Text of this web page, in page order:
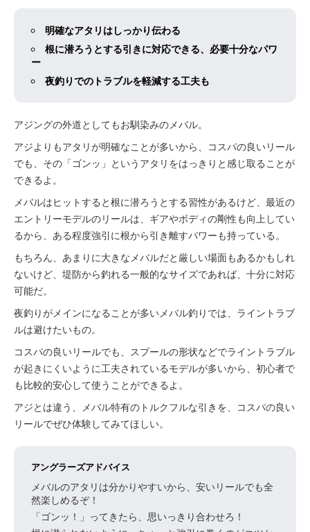
明確なアタリはしっかり伝わる
根に潜ろうとする引きに対応できる、必要十分なパワ
ー
夜釣りでのトラブルを軽減する工夫も
アジングの外道としてもお馴染みのメバル。
アジよりもアタリが明確なことが多いから、コスパの良いリール
でも、その「ゴンッ」というアタリをはっきりと感じ取ることが
できるよ。
メバルはヒットすると根に潜ろうとする習性があるけど、最近の
エントリーモデルのリールは、ギアやボディの剛性も向上してい
るから、ある程度強引に根から引き離すパワーも持っている。
もちろん、あまりに大きなメバルだと厳しい場面もあるかもしれ
ないけど、堤防から釣れる一般的なサイズであれば、十分に対応
可能だ。
夜釣りがメインになることが多いメバル釣りでは、ライントラブ
ルは避けたいもの。
コスパの良いリールでも、スプールの形状などでライントラブル
が起きにくいように工夫されているモデルが多いから、初心者で
も比較的安心して使うことができるよ。
アジとは違う、メバル特有のトルクフルな引きを、コスパの良い
リールでぜひ体験してみてほしい。
アングラーズアドバイス
メバルのアタリは分かりやすいから、安いリールでも全
然楽しめるぞ！
「ゴンッ！」ってきたら、思いっきり合わせろ！